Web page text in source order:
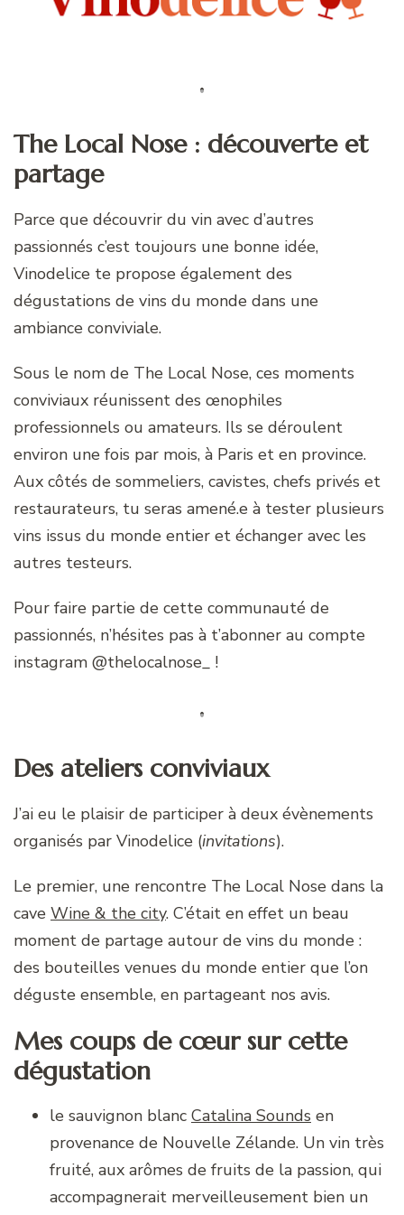
The Local Nose : découverte et
partage
Parce que découvrir du vin avec d’autres
passionnés c’est toujours une bonne idée,
Vinodelice te propose également des
dégustations de vins du monde dans une
ambiance conviviale.
Sous le nom de The Local Nose, ces moments
conviviaux réunissent des œnophiles
professionnels ou amateurs. Ils se déroulent
environ une fois par mois, à Paris et en province.
Aux côtés de sommeliers, cavistes, chefs privés et
restaurateurs, tu seras amené.e à tester plusieurs
vins issus du monde entier et échanger avec les
autres testeurs.
Pour faire partie de cette communauté de
passionnés, n’hésites pas à t’abonner au compte
instagram @thelocalnose_ !
Des ateliers conviviaux
J’ai eu le plaisir de participer à deux évènements
organisés par Vinodelice (invitations).
Le premier, une rencontre The Local Nose dans la
cave Wine & the city. C’était en effet un beau
moment de partage autour de vins du monde :
des bouteilles venues du monde entier que l’on
déguste ensemble, en partageant nos avis.
Mes coups de cœur sur cette
dégustation
le sauvignon blanc Catalina Sounds en
provenance de Nouvelle Zélande. Un vin très
fruité, aux arômes de fruits de la passion, qui
accompagnerait merveilleusement bien un